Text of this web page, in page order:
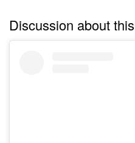
Discussion about